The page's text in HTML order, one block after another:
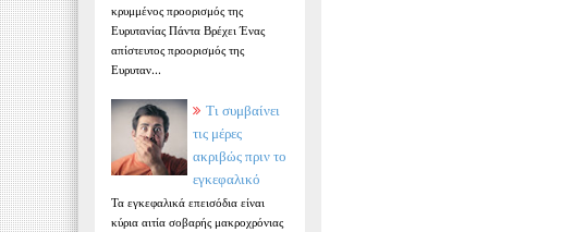
κρυμμένος προορισμός της
Ευρυτανίας Πάντα Βρέχει Ένας
απίστευτος προορισμός της
Ευρυταν...
Τι συμβαίνει
τις μέρες
ακριβώς πριν το
εγκεφαλικό
Τα εγκεφαλικά επεισόδια είναι
κύρια αιτία σοβαρής μακροχρόνιας